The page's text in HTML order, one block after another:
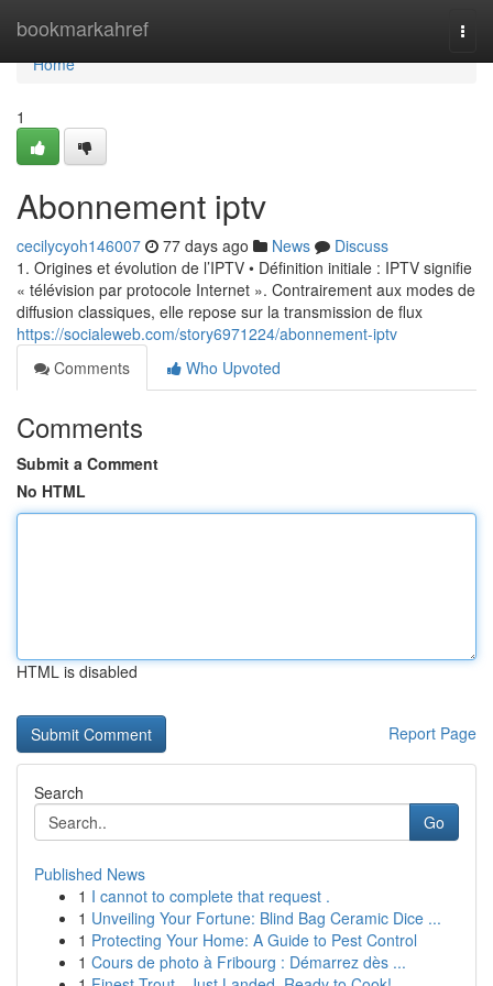
bookmarkahref
Home
Home
1
Abonnement iptv
cecilycyoh146007 77 days ago News
Discuss
1. Origines et évolution de l’IPTV • Définition initiale : IPTV signifie
« télévision par protocole Internet ». Contrairement aux modes de
diffusion classiques, elle repose sur la transmission de flux
https://socialeweb.com/story6971224/abonnement-iptv
Comments
Who Upvoted
Comments
Submit a Comment
No HTML
HTML is disabled
Report Page
Search
Go
Published News
1 I cannot to complete that request .
1 Unveiling Your Fortune: Blind Bag Ceramic Dice ...
1 Protecting Your Home: A Guide to Pest Control
1 Cours de photo à Fribourg : Démarrez dès ...